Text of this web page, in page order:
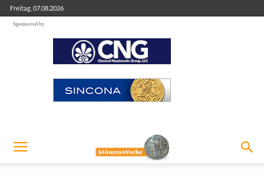
Freitag, 07.08.2026
Sponsored by